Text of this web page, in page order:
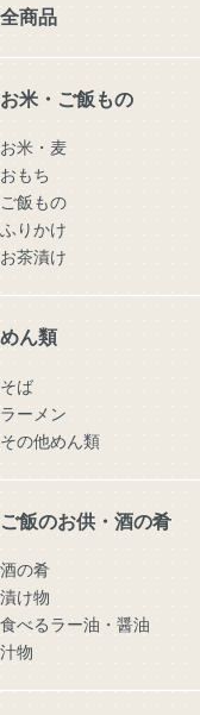
全商品
お米・ご飯もの
お米・麦
おもち
ご飯もの
ふりかけ
お茶漬け
めん類
そば
ラーメン
その他めん類
ご飯のお供・酒の肴
酒の肴
漬け物
食べるラー油・醤油
汁物